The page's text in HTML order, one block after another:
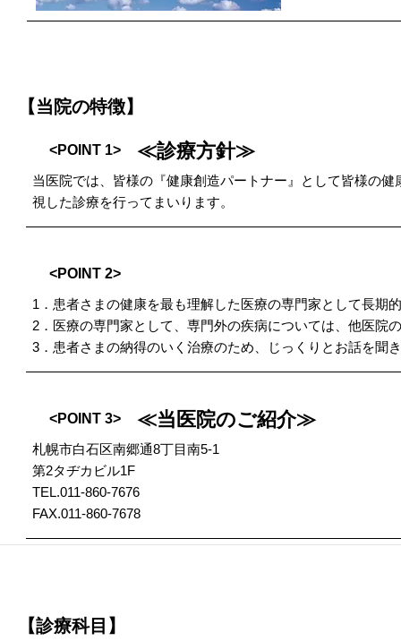
【当院の特徴】
<POINT 1> ≪診療方針≫
当医院では、皆様の『健康創造パートナー』として皆様の
視した診療を行ってまいります。
<POINT 2>
1．患者さまの健康を最も理解した医療の専門家として長期
2．医療の専門家として、専門外の疾病については、他医院
3．患者さまの納得のいく治療のため、じっくりとお話を聞
<POINT 3> ≪当医院のご紹介≫
札幌市白石区南郷通8丁目南5-1
第2タヂカビル1F
TEL.011-860-7676
FAX.011-860-7678
【診療科目】